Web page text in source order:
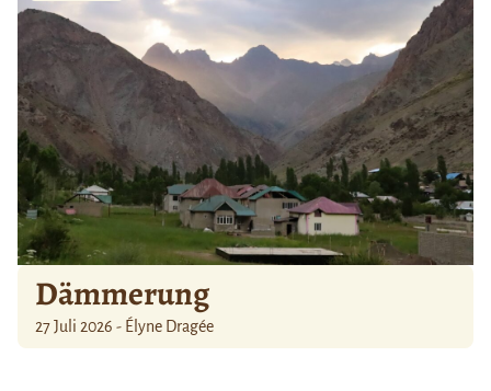
Dämmerung
27 Juli 2026 - Élyne Dragée